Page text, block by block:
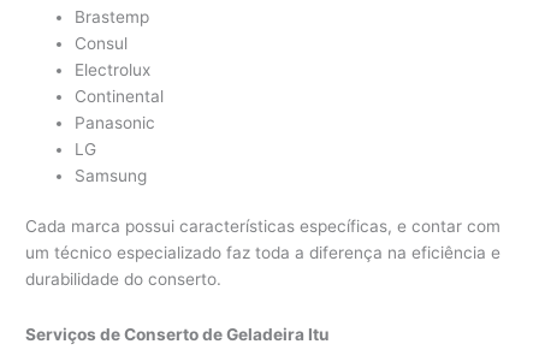
Brastemp
Consul
Electrolux
Continental
Panasonic
LG
Samsung
Cada marca possui características específicas, e contar com
um técnico especializado faz toda a diferença na eficiência e
durabilidade do conserto.
Serviços de Conserto de Geladeira Itu